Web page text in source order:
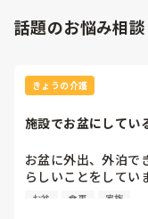
話題のお悩み相談
きょうの介護
施設でお盆にしてい
お盆に外出、外泊で
らしいことをしてい
実際に住職さんを
お盆 食事 家族